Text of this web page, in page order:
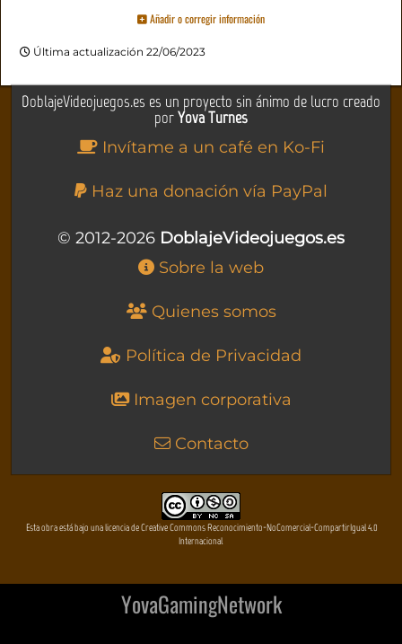
Añadir o corregir información
Última actualización 22/06/2023
DoblajeVideojuegos.es es un proyecto sin ánimo de lucro creado
porYova Turnes
Invítame a un café en Ko-Fi
Haz una donación vía PayPal
© 2012-2026 DoblajeVideojuegos.es
Sobre la web
Quienes somos
Política de Privacidad
Imagen corporativa
Contacto
Esta obra está bajo una licencia de Creative Commons Reconocimiento-NoComercial-CompartirIgual 4.0
Internacional
YovaGamingNetwork